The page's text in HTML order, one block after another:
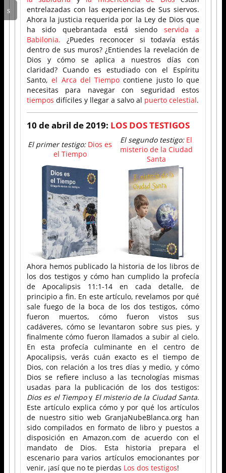
entrelazadas con las experiencias de Sus siervos.
Ahora la justicia requerida por la Ley de Dios que
ha sido quebrantada está siendo servida a
Babilonia. ¿Puedes reconocer si todavía estás
dentro de sus muros? ¿Entiendes la revelación de
Dios y cómo se aplica a nuestros días con
claridad? Cuando es estudiado con el Espíritu
Santo,el Arca del Tiempo contiene justo lo que
necesitas para navegar con seguridad estos
tiempos difíciles y llegar a salvo al puerto celestial.
10 de abril de 2019: LOS DOS TESTIGOS
El primer testigo: Dios es
el Tiempo
El segundo testigo: El
misterio de la Ciudad
Santa
Ahora hemos publicado la historia de los libros de
los dos testigos y cómo han cumplido la profecía
de Apocalipsis 11:1-14 en cada detalle, de
principio a fin. En este artículo, revelamos por qué
sale fuego de la boca de los dos testigos, cómo
fueron muertos, cómo fueron vistos sus
cadáveres, cómo se levantaron sobre sus pies, y
finalmente cómo fueron llamados a subir al cielo.
En esta profecía culminante en el centro de
Apocalipsis, verás cuán exacto es el tiempo de
Dios, con relación a los tres días y medio, y cómo
Dios se refiere incluso a las tecnologías mismas
usadas para la publicación de los dos testigos:
Dios es el Tiempoy El misterio de la Ciudad Santa.
Este artículo explica cómo y por qué los artículos
de nuestro sitio web GranjaNubeBlanca.org han
sido compilados en formato de libro y puestos a
disposición en Amazon.com de acuerdo con el
mandato de Dios. Esta historia prepara el
escenario para varios artículos emocionantes por
venir, ¡así que no te pierdas Los dos testigos!